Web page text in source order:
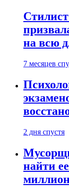
на всю
7 месяцев
2 дня спустя
найти